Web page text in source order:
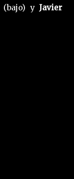
(bajo) yJavier